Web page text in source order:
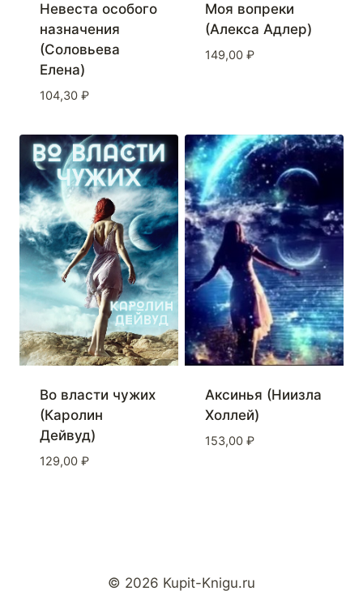
Невеста особого
назначения
(Соловьева
Елена)
104,30 ₽
Моя вопреки
(Алекса Адлер)
149,00 ₽
Во власти чужих
(Каролин
Дейвуд)
129,00 ₽
Аксинья (Ниизла
Холлей)
153,00 ₽
© 2026 Kupit-Knigu.ru